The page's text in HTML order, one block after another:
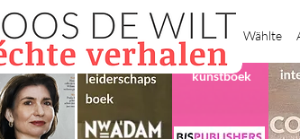
Heim Wählte
kunstboek